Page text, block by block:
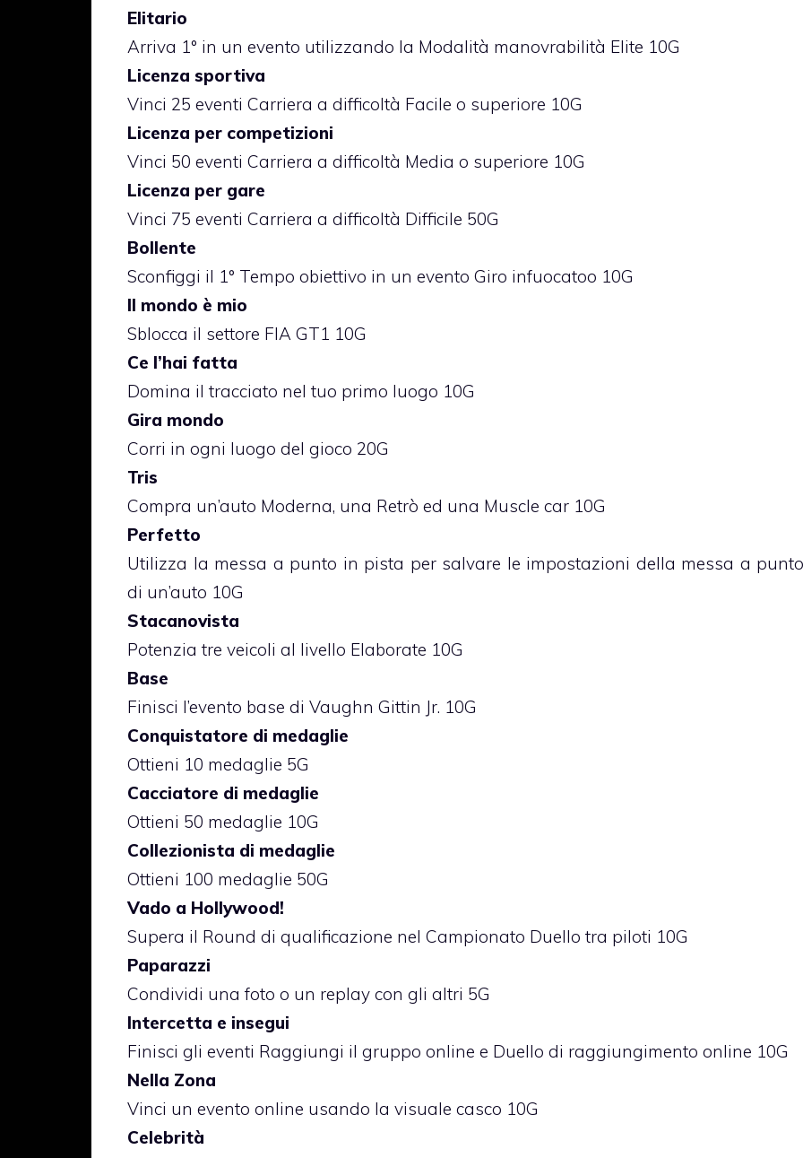
Elitario
Arriva 1° in un evento utilizzando la Modalità manovrabilità Elite 10G
Licenza sportiva
Vinci 25 eventi Carriera a difficoltà Facile o superiore 10G
Licenza per competizioni
Vinci 50 eventi Carriera a difficoltà Media o superiore 10G
Licenza per gare
Vinci 75 eventi Carriera a difficoltà Difficile 50G
Bollente
Sconfiggi il 1° Tempo obiettivo in un evento Giro infuocatoo 10G
Il mondo è mio
Sblocca il settore FIA GT1 10G
Ce l’hai fatta
Domina il tracciato nel tuo primo luogo 10G
Gira mondo
Corri in ogni luogo del gioco 20G
Tris
Compra un’auto Moderna, una Retrò ed una Muscle car 10G
Perfetto
Utilizza la messa a punto in pista per salvare le impostazioni della messa a punto
di un’auto 10G
Stacanovista
Potenzia tre veicoli al livello Elaborate 10G
Base
Finisci l’evento base di Vaughn Gittin Jr. 10G
Conquistatore di medaglie
Ottieni 10 medaglie 5G
Cacciatore di medaglie
Ottieni 50 medaglie 10G
Collezionista di medaglie
Ottieni 100 medaglie 50G
Vado a Hollywood!
Supera il Round di qualificazione nel Campionato Duello tra piloti 10G
Paparazzi
Condividi una foto o un replay con gli altri 5G
Intercetta e insegui
Finisci gli eventi Raggiungi il gruppo online e Duello di raggiungimento online 10G
Nella Zona
Vinci un evento online usando la visuale casco 10G
Celebrità